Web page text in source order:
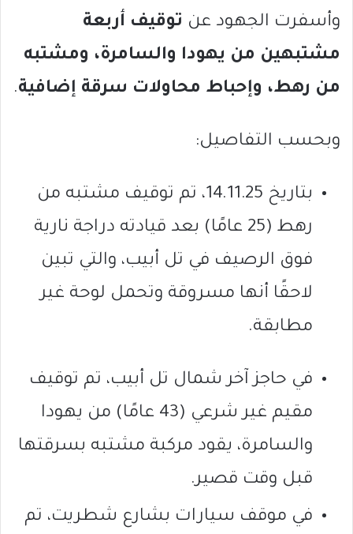
وأسفرت الجهود عن توقيف أربعة
مشتبهين من يهودا والسامرة، ومشتبه
من رهط، وإحباط محاولات سرقة إضافية.
وبحسب التفاصيل:
بتاريخ 14.11.25، تم توقيف مشتبه من
رهط (25 عامًا) بعد قيادته دراجة نارية
فوق الرصيف في تل أبيب، والتي تبين
لاحقًا أنها مسروقة وتحمل لوحة غير
مطابقة.
في حاجز آخر شمال تل أبيب، تم توقيف
مقيم غير شرعي (43 عامًا) من يهودا
والسامرة، يقود مركبة مشتبه بسرقتها
قبل وقت قصير.
في موقف سيارات بشارع شطريت، تم